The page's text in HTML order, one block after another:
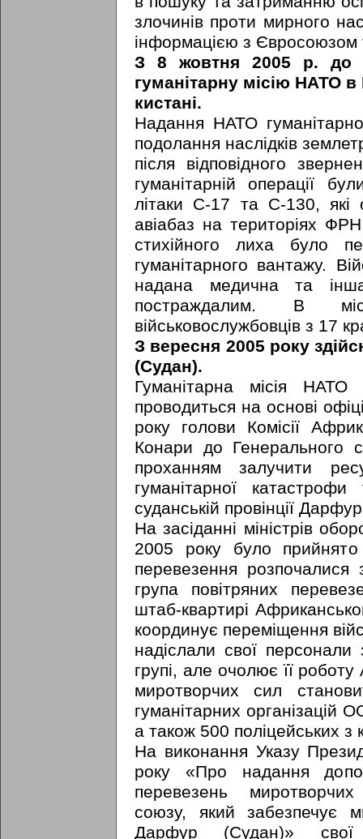
злочинів проти мирного
інформацією з
З 8 жовтня 2005 р. до
гуманітарну місію НАТО в
кистані.
Надання НАТО
подолання наслідків
після відповідного
гуманітарній операції
літаки С-17 та С-130, які
авіабаз на територіях
стихійного лиха було
гуманітарного вантажу.
надана медична та
постраждалим. В
військовослужбовців з 17
З вересня 2005 року
(Судан).
Гуманітарна місія
проводиться на основі
року голови Комісії
Конари до
проханням залучити
гуманітарної
суданській провінції
На засіданні міністрів
2005 року було прийнято
перевезення
група повітряних
штаб-квартирі
координує переміщення
надіслали свої
групі, але очолює її
миротворчих сил
гуманітарних організацій
а також 500 поліцейських з
На виконання Указу
року «Про надання
перевезень
союзу, який забезпечує
Дарфур (Судан)»